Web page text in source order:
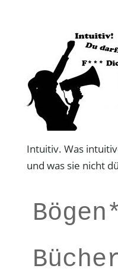
Intuitiv. Was
und was sie nicht
Bögen*